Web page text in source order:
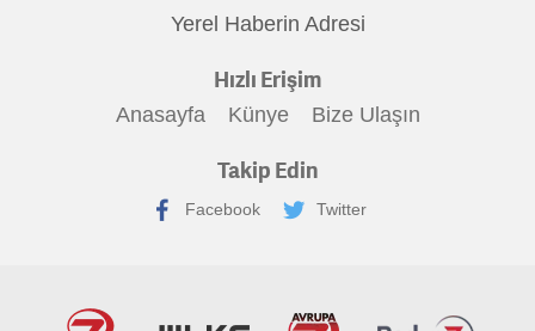
Yerel Haberin Adresi
Hızlı Erişim
Anasayfa Künye Bize Ulaşın
Takip Edin
Facebook Twitter